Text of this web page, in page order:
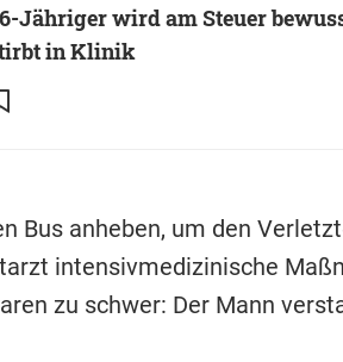
Jähriger wird am Steuer
in Klinik
Bus anheben, um den
intensivmedizinische
zu schwer: Der Mann